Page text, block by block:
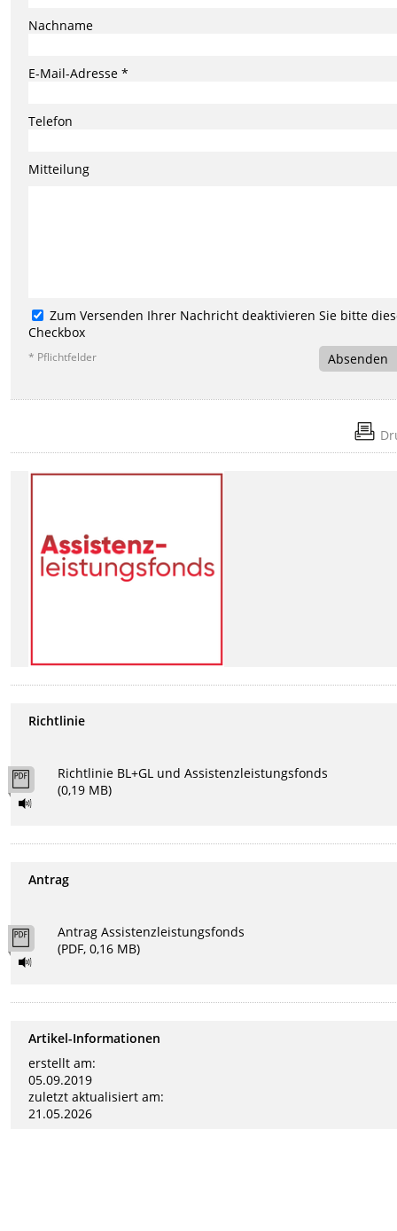
Nachname
E-Mail-Adresse *
Telefon
Mitteilung
Zum Versenden Ihrer Nachricht deaktivieren Sie bitte
Checkbox
* Pflichtfelder Absenden
Richtlinie
Richtlinie BL+GL und Assistenzleistungsfonds
(0,19 MB)
Antrag
Antrag Assistenzleistungsfonds
(PDF, 0,16 MB)
Artikel-Informationen
erstellt am:
05.09.2019
zuletzt aktualisiert am:
21.05.2026